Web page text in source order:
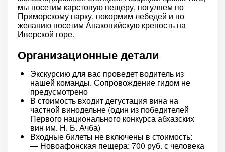
мы посетим карстовую пещеру, погуляем по
Приморскому парку, покормим лебедей и по
желанию посетим Анакопийскую крепость на
Иверской горе.
Организационные детали
Экскурсию для вас проведет водитель из
нашей команды. Сопровождение гидом не
предусмотрено
В стоимость входит дегустация вина на
частной винодельне (один из победителей
Первого национального конкурса абхазских
вин им. Н. Б. Ачба)
Входные билеты не включены в стоимость:
— Новоафонская пещера: 700 руб. с человека